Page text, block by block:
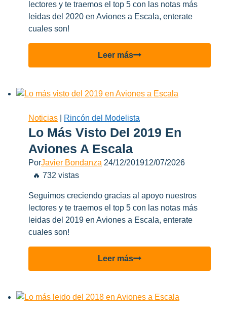
lectores y te traemos el top 5 con las notas más
leidas del 2020 en Aviones a Escala, enterate
cuales son!
Leer másLo
más
del
en
Aviones
a
Noticias Rincón del Modelista
Lo Más Visto Del 2019 En
Aviones A Escala
PorJavier Bondanza 24/12/201912/07/2026
🔥 732 vistas
Seguimos creciendo gracias al apoyo nuestros
lectores y te traemos el top 5 con las notas más
leidas del 2019 en Aviones a Escala, enterate
cuales son!
Leer másLo
más
del